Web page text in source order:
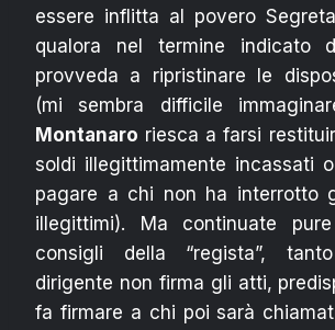
essere inflitta al povero
qualora nel termine indicato
provveda a ripristinare le
(mi sembra difficile
Montanaro riesca a farsi
soldi illegittimamente incassati
pagare a chi non ha interrotto
illegittimi). Ma continuate
consigli della “regista”,
dirigente non firma gli atti,
fa firmare a chi poi sarà